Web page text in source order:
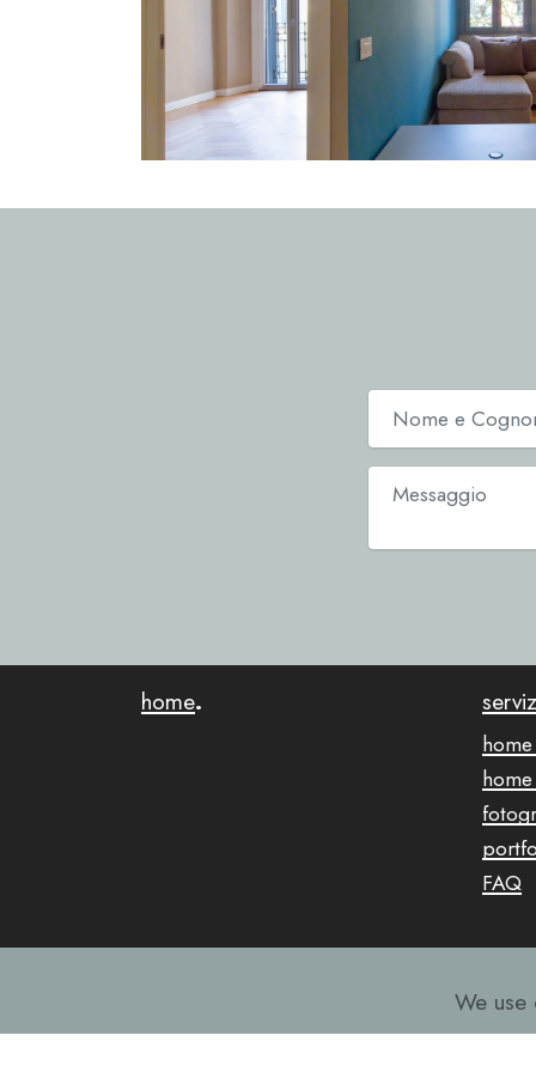
home.
FAQ
We